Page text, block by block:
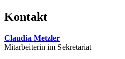
Kontakt
Claudia Metzler
Mitarbeiterin im Sekretariat